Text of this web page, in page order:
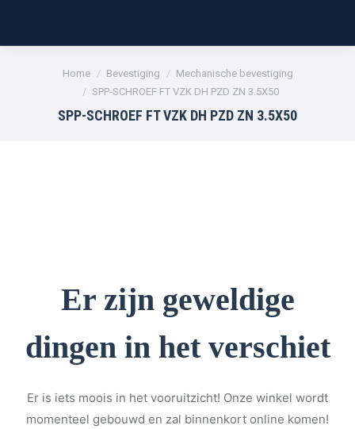
Je bent hier:
Home Bevestiging
Mechanische bevestiging
SPP-SCHROEF FT VZK DH PZD ZN 3.5X50
SPP-SCHROEF FT VZK DH PZD ZN 3.5X50
Er zijn geweldige
dingen in het verschiet
Er is iets moois in het vooruitzicht! Onze winkel wordt
momenteel gebouwd en zal binnenkort online komen!